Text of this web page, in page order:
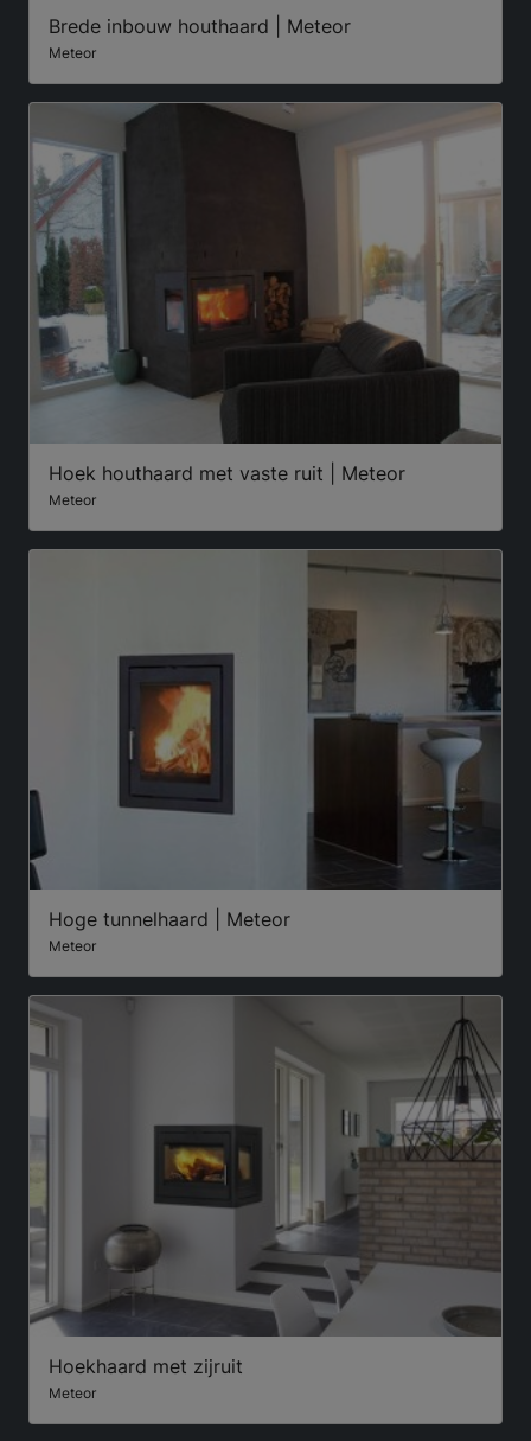
Brede inbouw houthaard | Meteor
Meteor
Hoek houthaard met vaste ruit | Meteor
Meteor
Hoge tunnelhaard | Meteor
Meteor
Hoekhaard met zijruit
Meteor